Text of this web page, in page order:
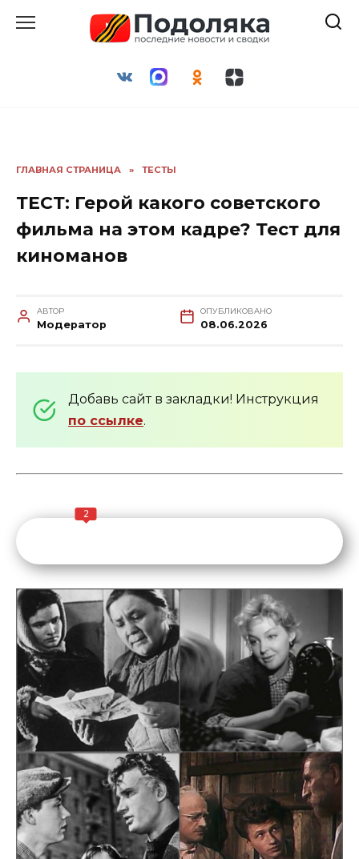
ГЛАВНАЯ СТРАНИЦА » ТЕСТЫ
ТЕСТ: Герой какого советского
фильма на этом кадре? Тест для
киноманов
АВТОР
Модератор
ОПУБЛИКОВАНО
08.06.2026
Добавь сайт в закладки! Инструкция
по ссылке.
2